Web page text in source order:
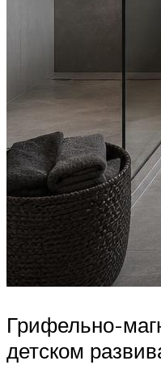
Грифельно-
детском